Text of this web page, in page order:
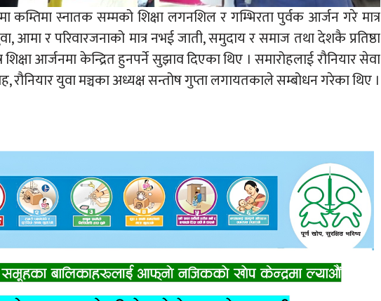
कम्तिमा स्नातक सम्मको शिक्षा लगनशिल र गम्भिरता पुर्वक आर्जन गरे मात्र
आमा र परिवारजनाको मात्र नभई जाती, समुदाय र समाज तथा देशकै प्रतिष्ठा
शिक्षा आर्जनमा केन्द्रित हुनपर्ने सुझाव दिएका थिए । समारोहलाई रौनियार सेवा
रौनियार युवा मञ्चका अध्यक्ष सन्तोष गुप्ता लगायतकाले सम्बोधन गरेका थिए ।